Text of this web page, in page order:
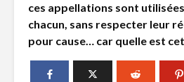
ces appellations sont
chacun, sans respecter leur
pour cause… car quelle est